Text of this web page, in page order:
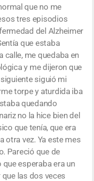
que no me
tres episodios
del Alzheimer
que estaba
calle, me quedaba en
y me dijeron que
siguió mi
torpe y aturdida iba
quedando
no la hice bien del
que tenía, que era
otra vez. Ya este mes
Pareció que de
esperaba era un
las dos veces